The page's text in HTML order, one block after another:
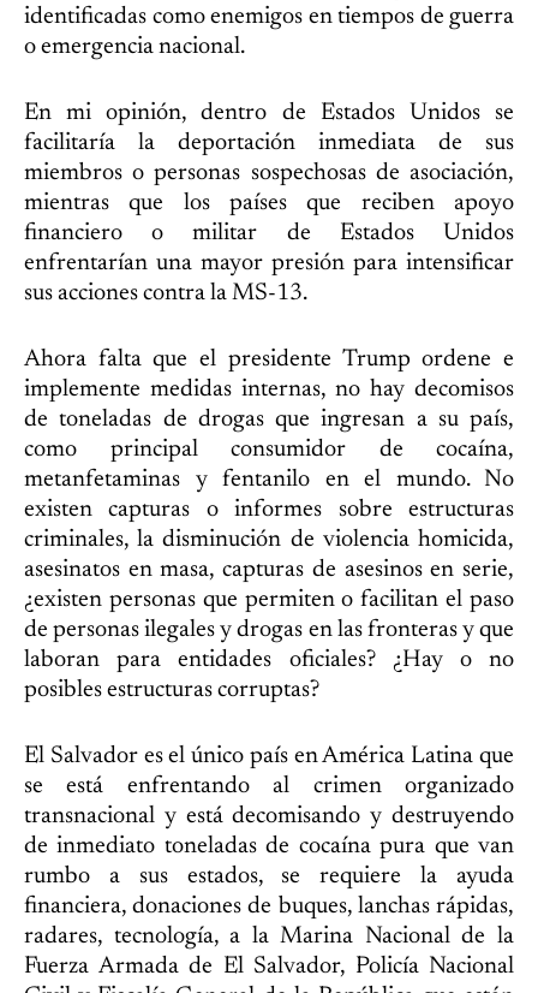
identificadas como enemigos en tiempos de guerra
o emergencia nacional.
En mi opinión, dentro de Estados Unidos se
facilitaría la deportación inmediata de sus
miembros o personas sospechosas de asociación,
mientras que los países que reciben apoyo
financiero o militar de Estados Unidos
enfrentarían una mayor presión para intensificar
sus acciones contra la MS-13.
Ahora falta que el presidente Trump ordene e
implemente medidas internas, no hay decomisos
de toneladas de drogas que ingresan a su país,
como principal consumidor de cocaína,
metanfetaminas y fentanilo en el mundo. No
existen capturas o informes sobre estructuras
criminales, la disminución de violencia homicida,
asesinatos en masa, capturas de asesinos en serie,
¿existen personas que permiten o facilitan el paso
de personas ilegales y drogas en las fronteras y que
laboran para entidades oficiales? ¿Hay o no
posibles estructuras corruptas?
El Salvador es el único país en América Latina que
se está enfrentando al crimen organizado
transnacional y está decomisando y destruyendo
de inmediato toneladas de cocaína pura que van
rumbo a sus estados, se requiere la ayuda
financiera, donaciones de buques, lanchas rápidas,
radares, tecnología, a la Marina Nacional de la
Fuerza Armada de El Salvador, Policía Nacional